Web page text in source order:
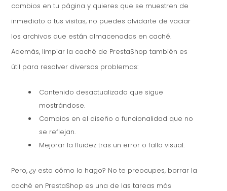
cambios en tu página y quieres que se muestren de
inmediato a tus visitas, no puedes olvidarte de vaciar
los archivos que están almacenados en caché.
Además, limpiar la caché de PrestaShop también es
útil para resolver diversos problemas:
Contenido desactualizado que sigue
mostrándose.
Cambios en el diseño o funcionalidad que no
se reflejan.
Mejorar la fluidez tras un error o fallo visual.
Pero, ¿y esto cómo lo hago? No te preocupes, borrar la
caché en PrestaShop es una de las tareas más